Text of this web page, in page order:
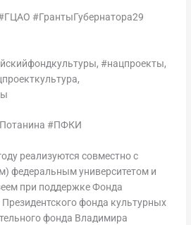
#ГрантыГубернатора29
#нацпроекты,
#ПФКИ
реализуются совместно с
федеральным университетом и
при поддержке Фонда
Президентского фонда культурных
фонда Владимира